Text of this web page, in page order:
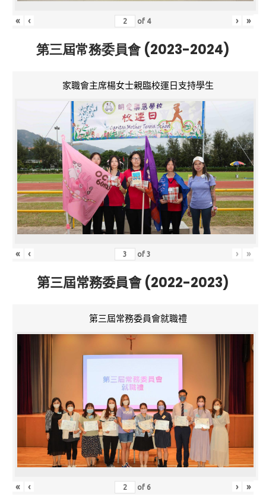
« ‹ of 4 › »
第三屆常務委員會 (2023-2024)
家職會主席楊女士親臨校運日支持學生
« ‹ of3 › »
第三屆常務委員會 (2022-2023)
第三屆常務委員會就職禮
« ‹ of 6 › »